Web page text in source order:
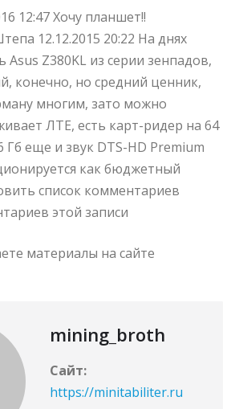
12:47 Хочу планшет!!
12.12.2015 20:22 На днях
Asus Z380KL из серии зенпадов,
конечно, но средний ценник,
многим, зато можно
ЛТЕ, есть карт-ридер на 64
Гб еще и звук DTS-HD Premium
как бюджетный
список комментариев
этой записи
материалы на сайте
mining_broth
Сайт:
https://minitabiliter.ru